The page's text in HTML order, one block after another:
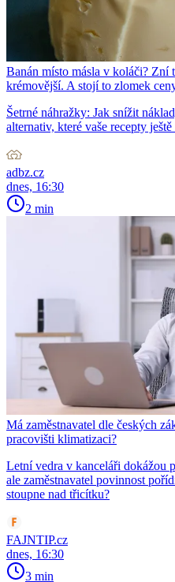
Banán místo másla v koláči? Zní
krémovější. A stojí to zlomek
Šetrné náhražky: Jak snížit
alternativ, které vaše recepty
adbz.cz
dnes, 16:30
2 min
Má zaměstnavatel dle českých
pracovišti klimatizaci?
Letní vedra v kanceláři dokážou
ale zaměstnavatel povinnost
stoupne nad třicítku?
FAJNTIP.cz
dnes, 16:30
3 min